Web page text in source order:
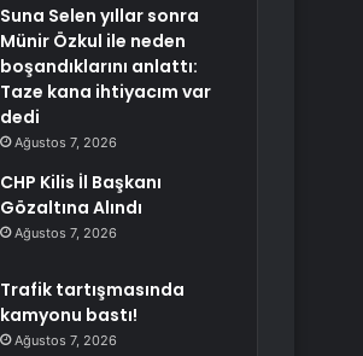
Suna Selen yıllar sonra
Münir Özkul ile neden
boşandıklarını anlattı:
Taze kana ihtiyacım var
dedi
Ağustos 7, 2026
CHP Kilis İl Başkanı
Gözaltına Alındı
Ağustos 7, 2026
Trafik tartışmasında
kamyonu bastı!
Ağustos 7, 2026